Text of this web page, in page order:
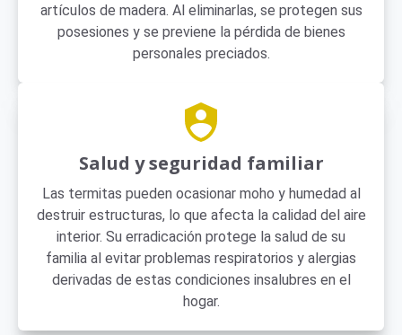
artículos de madera. Al eliminarlas, se protegen sus
posesiones y se previene la pérdida de bienes
personales preciados.
Salud y seguridad familiar
Las termitas pueden ocasionar moho y humedad al
destruir estructuras, lo que afecta la calidad del aire
interior. Su erradicación protege la salud de su
familia al evitar problemas respiratorios y alergias
derivadas de estas condiciones insalubres en el
hogar.